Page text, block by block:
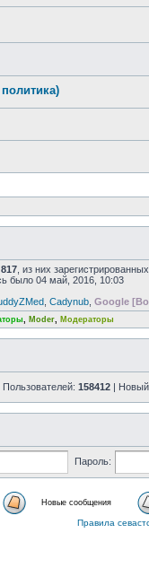
817 , из них
было 04 май, 2016, 10:03
Cadynub Google
, Moder, Модераторы
Пользователей: 158412 |
Пароль:
Новые сообщения
Правила